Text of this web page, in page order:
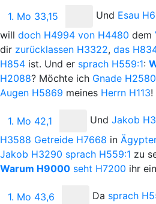
1. Mo 33,15 Und Esau
will doch H4994 von H4480 dem
dir zurücklassen H3322, das
H854 ist. Und er sprach H559:1:
H2088? Möchte ich Gnade H2580
Augen H5869 meines Herrn H113!
1. Mo 42,1 Und Jakob
H3588 Getreide H7668 in
Jakob H3290 sprach H559:1 zu
Warum H9000 seht H7200 ihr
1. Mo 43,6 Da sprach